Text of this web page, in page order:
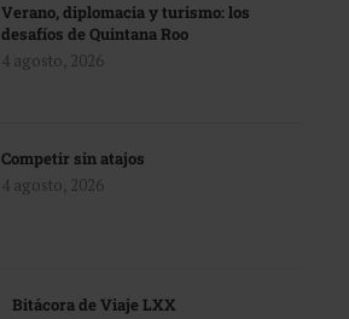
Verano, diplomacia y turismo: los
desafíos de Quintana Roo
4 agosto, 2026
Competir sin atajos
4 agosto, 2026
Bitácora de Viaje LXX